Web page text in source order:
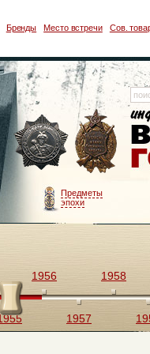
Бренды Место встречи Сов.
Предметы
эпохи
1956
1957
1958